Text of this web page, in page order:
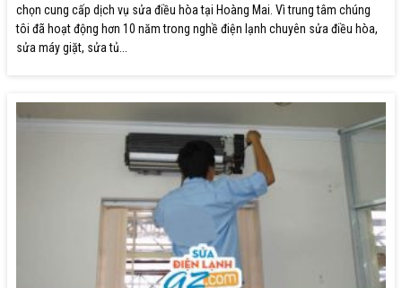
chọn cung cấp dịch vụ sửa điều hòa tại Hoàng Mai. Vì trung tâm chúng
tôi đã hoạt động hơn 10 năm trong nghề điện lạnh chuyên sửa điều hòa,
sửa máy giặt, sửa tủ...